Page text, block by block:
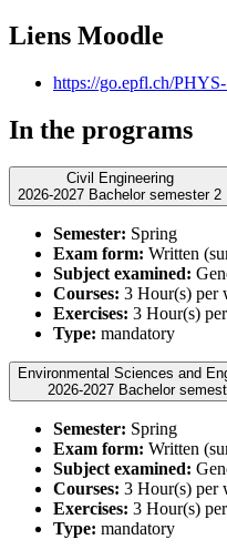
Liens Moodle
https://go.epfl.ch/
In the programs
Civil Engineering
2026-2027 Bachelor semester 2
Semester: Spring
Exam form: Written
Subject examined:
Courses: 3 Hour(s) per
Exercises: 3 Hour(s)
Type: mandatory
Environmental Sciences and
2026-2027 Bachelor
Semester: Spring
Exam form: Written
Subject examined:
Courses: 3 Hour(s) per
Exercises: 3 Hour(s)
Type: mandatory